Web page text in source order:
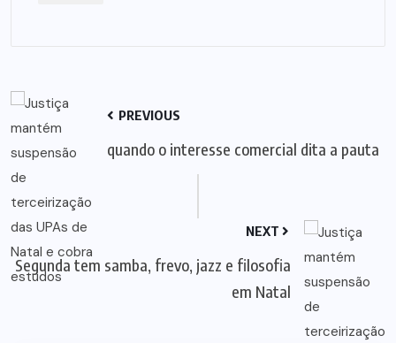
PREVIOUS
quando o interesse comercial dita a pauta
NEXT
Segunda tem samba, frevo, jazz e filosofia
em Natal